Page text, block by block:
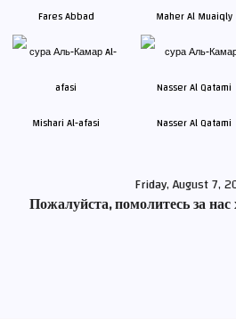
Fares Abbad Maher Al Muaiqly
Mishari Al-afasi Nasser Al Qatami
Friday, August 7,
Пожалуйста, помолитесь за